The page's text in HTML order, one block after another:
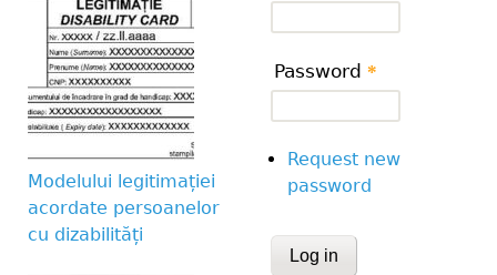
Modelului legitimației
acordate persoanelor
cu dizabilități
Password *
Request new
password
CAPTCHA